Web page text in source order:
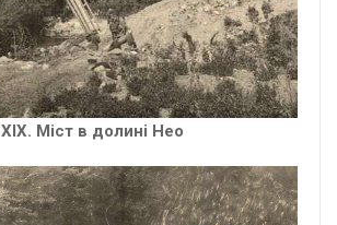
XIX. Міст в долині Нео